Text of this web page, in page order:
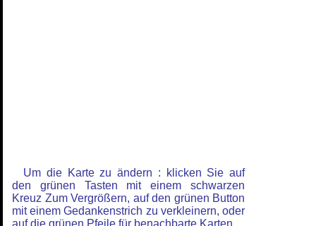
Um die Karte zu ändern : klicken Sie auf
den grünen Tasten mit einem schwarzen
Kreuz Zum Vergrößern, auf den grünen Button
mit einem Gedankenstrich zu verkleinern, oder
auf die grünen Pfeile für benachbarte Karten.